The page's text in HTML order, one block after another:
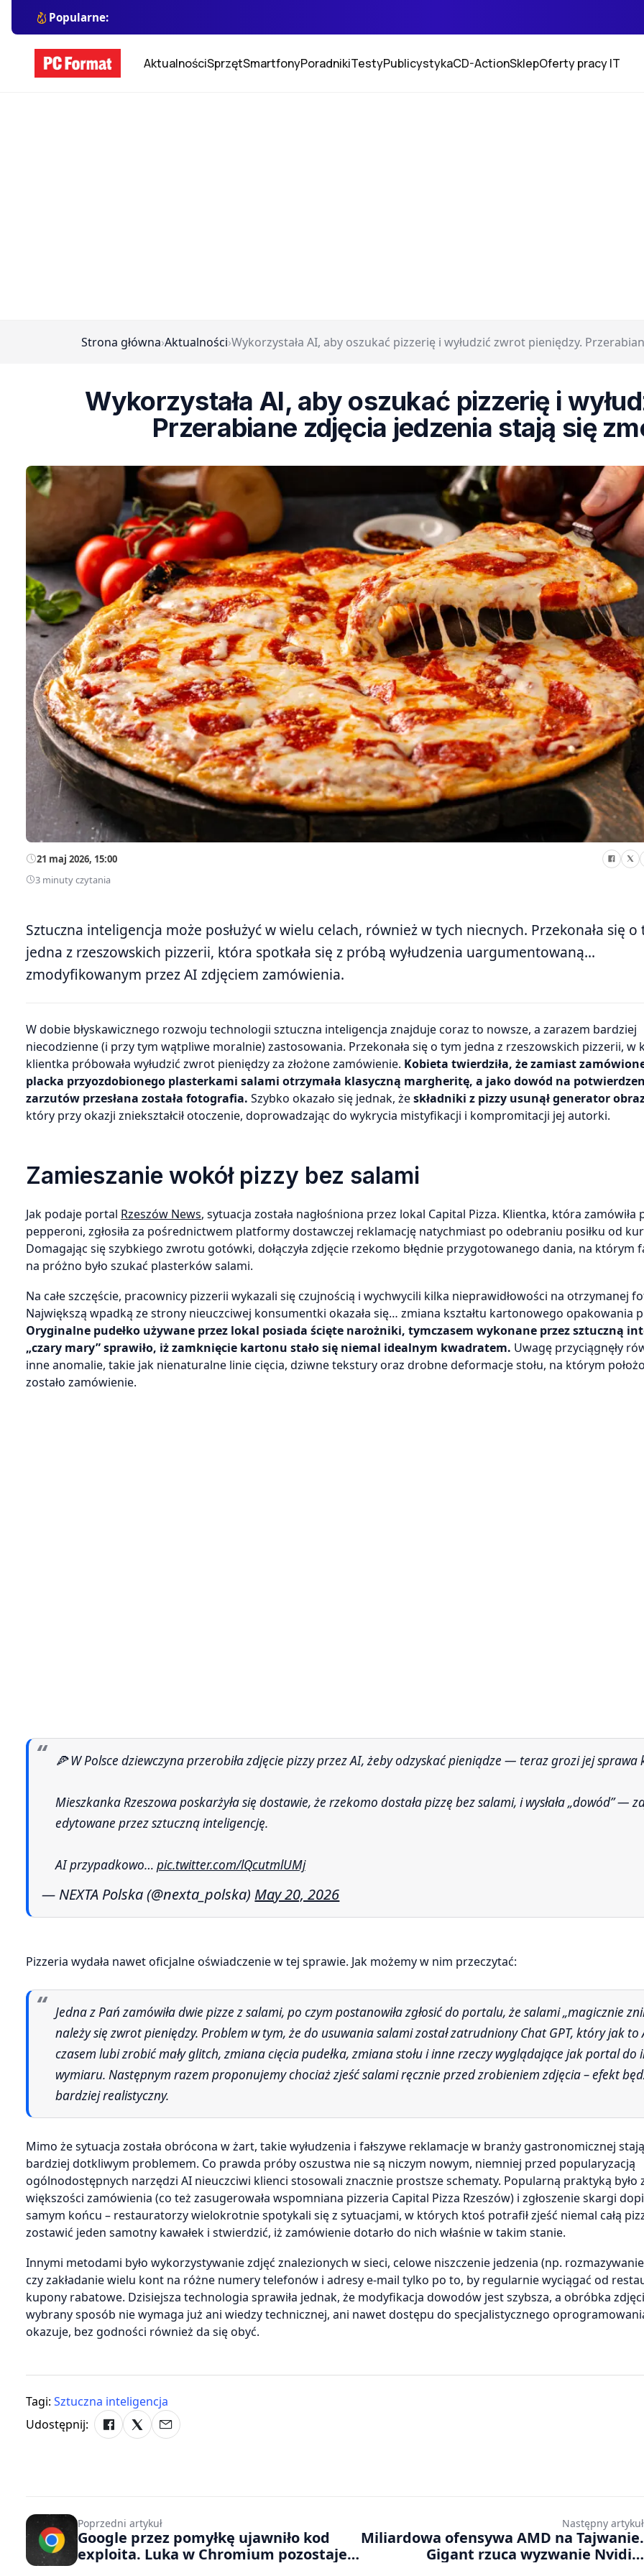
Popularne:
AktualnościSprzętSmartfonyPoradnikiTestyPublicystykaCD-ActionSklepOferty pracy IT
Strona główna›Aktualności›Wykorzystała AI, aby oszukać pizzerię i wyłudzić zwrot pieniędzy.
Wykorzystała AI, aby oszukać pizzerię i
Przerabiane zdjęcia jedzenia stają się
21 maj 2026, 15:00
3 minuty czytania
Sztuczna inteligencja może posłużyć w wielu celach, również w tych niecnych. Przekonała się o
jedna z rzeszowskich pizzerii, która spotkała się z próbą wyłudzenia uargumentowaną...
zmodyfikowanym przez AI zdjęciem zamówienia.
W dobie błyskawicznego rozwoju technologii sztuczna inteligencja znajduje coraz to nowsze, a zarazem bardziej
niecodzienne (i przy tym wątpliwe moralnie) zastosowania. Przekonała się o tym jedna z rzeszowskich pizzerii, w
klientka próbowała wyłudzić zwrot pieniędzy za złożone zamówienie. Kobieta twierdziła, że zamiast
placka przyozdobionego plasterkami salami otrzymała klasyczną margheritę, a jako dowód na
zarzutów przesłana została fotografia. Szybko okazało się jednak, żeskładniki z pizzy usunął generator
który przy okazji zniekształcił otoczenie, doprowadzając do wykrycia mistyfikacji i kompromitacji jej autorki.
Zamieszanie wokół pizzy bez salami
Jak podaje portal Rzeszów News, sytuacja została nagłośniona przez lokal Capital Pizza. Klientka, która zamówiła
pepperoni, zgłosiła za pośrednictwem platformy dostawczej reklamację natychmiast po odebraniu posiłku od
Domagając się szybkiego zwrotu gotówki, dołączyła zdjęcie rzekomo błędnie przygotowanego dania, na którym
na próżno było szukać plasterków salami.
Na całe szczęście, pracownicy pizzerii wykazali się czujnością i wychwycili kilka nieprawidłowości na otrzymanej
Największą wpadką ze strony nieuczciwej konsumentki okazała się… zmiana kształtu kartonowego opakowania
Oryginalne pudełko używane przez lokal posiada ścięte narożniki, tymczasem wykonane przez sztuczną
„czary mary” sprawiło, iż zamknięcie kartonu stało się niemal idealnym kwadratem. Uwagę przyciągnęły
inne anomalie, takie jak nienaturalne linie cięcia, dziwne tekstury oraz drobne deformacje stołu, na którym
zostało zamówienie.
🍕 W Polsce dziewczyna przerobiła zdjęcie pizzy przez AI, żeby odzyskać pieniądze — teraz grozi jej sprawa
Mieszkanka Rzeszowa poskarżyła się dostawie, że rzekomo dostała pizzę bez salami, i wysłała „dowód” —
edytowane przez sztuczną inteligencję.
AI przypadkowo… pic.twitter.com/lQcutmlUMj
— NEXTA Polska (@nexta_polska) May 20, 2026
Pizzeria wydała nawet oficjalne oświadczenie w tej sprawie. Jak możemy w nim przeczytać:
Jedna z Pań zamówiła dwie pizze z salami, po czym postanowiła zgłosić do portalu, że salami „magicznie zniknęło” i
należy się zwrot pieniędzy. Problem w tym, że do usuwania salami został zatrudniony Chat GPT, który jak to
czasem lubi zrobić mały glitch, zmiana cięcia pudełka, zmiana stołu i inne rzeczy wyglądające jak portal do
wymiaru. Następnym razem proponujemy chociaż zjeść salami ręcznie przed zrobieniem zdjęcia – efekt
bardziej realistyczny.
Mimo że sytuacja została obrócona w żart, takie wyłudzenia i fałszywe reklamacje w branży gastronomicznej
bardziej dotkliwym problemem. Co prawda próby oszustwa nie są niczym nowym, niemniej przed popularyzacją
ogólnodostępnych narzędzi AI nieuczciwi klienci stosowali znacznie prostsze schematy. Popularną praktyką było
większości zamówienia (co też zasugerowała wspomniana pizzeria Capital Pizza Rzeszów) i zgłoszenie skargi
samym końcu – restauratorzy wielokrotnie spotykali się z sytuacjami, w których ktoś potrafił zjeść niemal całą
zostawić jeden samotny kawałek i stwierdzić, iż zamówienie dotarło do nich właśnie w takim stanie.
Innymi metodami było wykorzystywanie zdjęć znalezionych w sieci, celowe niszczenie jedzenia (np.
czy zakładanie wielu kont na różne numery telefonów i adresy e-mail tylko po to, by regularnie wyciągać od
kupony rabatowe. Dzisiejsza technologia sprawiła jednak, że modyfikacja dowodów jest szybsza, a obróbka
wybrany sposób nie wymaga już ani wiedzy technicznej, ani nawet dostępu do specjalistycznego
okazuje, bez godności również da się obyć.
Tagi: Sztuczna inteligencja
Udostępnij:
Poprzedni artykuł
Google przez pomyłkę ujawniło kod
exploita. Luka w Chromium pozostaje
Następny artykuł
Miliardowa ofensywa AMD na Tajwanie.
Gigant rzuca wyzwanie Nvidii i